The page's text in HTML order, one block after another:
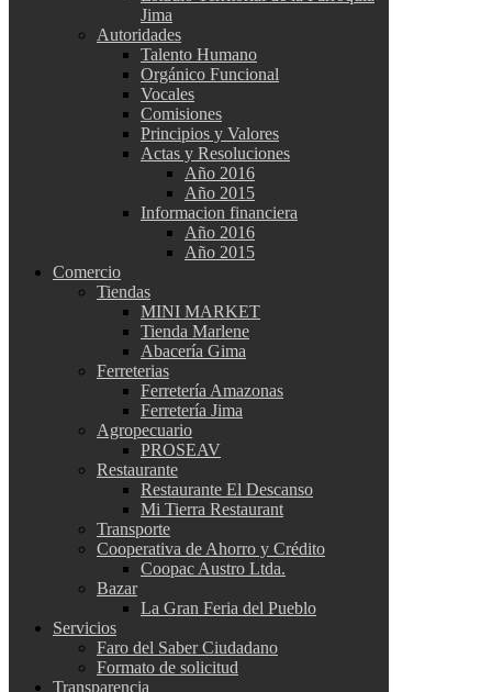
Jima
Autoridades
Talento Humano
Orgánico Funcional
Vocales
Comisiones
Principios y Valores
Actas y Resoluciones
Año 2016
Año 2015
Informacion financiera
Año 2016
Año 2015
Comercio
Tiendas
MINI MARKET
Tienda Marlene
Abacería Gima
Ferreterias
Ferretería Amazonas
Ferretería Jima
Agropecuario
PROSEAV
Restaurante
Restaurante El Descanso
Mi Tierra Restaurant
Transporte
Cooperativa de Ahorro y Crédito
Coopac Austro Ltda.
Bazar
La Gran Feria del Pueblo
Servicios
Faro del Saber Ciudadano
Formato de solicitud
Transparencia